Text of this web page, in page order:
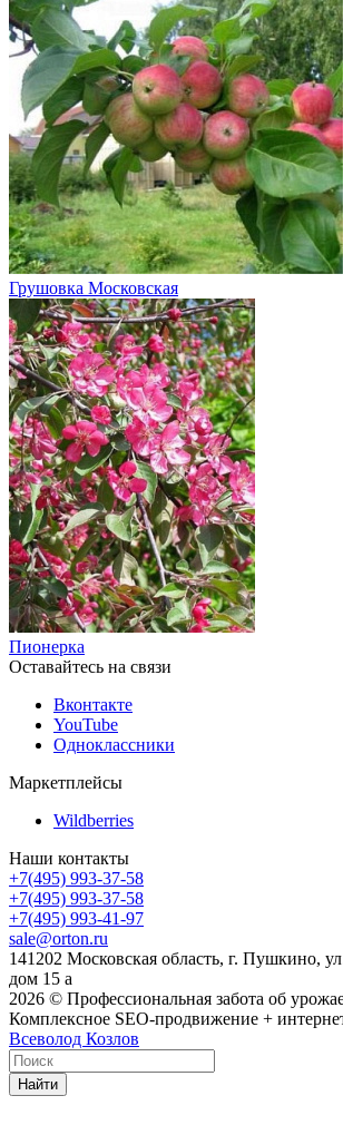
Грушовка Московская
Пионерка
Оставайтесь на связи
Вконтакте
YouTube
Одноклассники
Маркетплейсы
Wildberries
Наши контакты
+7(495) 993-37-58
+7(495) 993-37-58
+7(495) 993-41-97
sale@orton.ru
141202 Московская область, г. Пушкино,
дом 15 а
2026 © Профессиональная забота об
Комплексное SEO-продвижение +
Всеволод Козлов
Найти